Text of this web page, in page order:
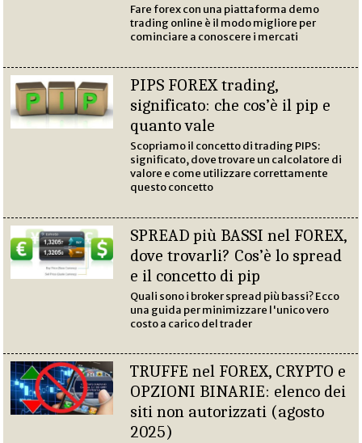
Fare forex con una piattaforma demo
trading online è il modo migliore per
cominciare a conoscere i mercati
PIPS FOREX trading,
significato: che cos’è il pip e
quanto vale
Scopriamo il concetto di trading PIPS:
significato, dove trovare un calcolatore di
valore e come utilizzare correttamente
questo concetto
SPREAD più BASSI nel FOREX,
dove trovarli? Cos’è lo spread
e il concetto di pip
Quali sono i broker spread più bassi? Ecco
una guida per minimizzare l'unico vero
costo a carico del trader
TRUFFE nel FOREX, CRYPTO e
OPZIONI BINARIE: elenco dei
siti non autorizzati (agosto
2025)